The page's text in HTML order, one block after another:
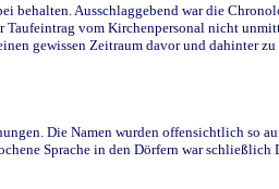
behalten. Ausschlaggebend war die
Taufeintrag vom Kirchenpersonal nicht
gewissen Zeitraum davor und dahinter
Die Namen wurden offensichtlich so
Sprache in den Dörfern war